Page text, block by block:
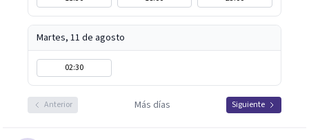
Martes, 11 de agosto
02:30
Anterior Más días Siguiente